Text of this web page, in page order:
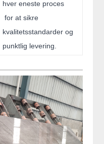
hver eneste proces
for at sikre
kvalitetsstandarder og
punktlig levering.